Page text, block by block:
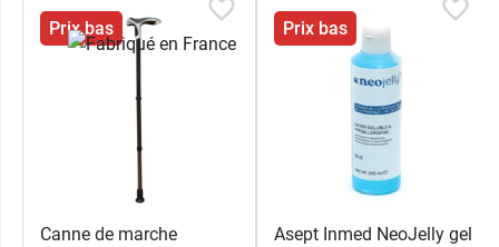
Prix bas
Canne de marche
Prix bas
Asept Inmed NeoJelly gel